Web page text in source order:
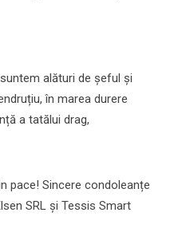
alături de șeful și
în marea durere
a tatălui drag,
pace! Sincere condoleanțe
SRL și Tessis Smart